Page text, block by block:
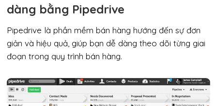
dàng bằng Pipedrive
Pipedrive là phần mềm bán hàng hướng đến sự đơn
giản và hiệu quả, giúp bạn dễ dàng theo dõi từng giai
đoạn trong quy trình bán hàng.